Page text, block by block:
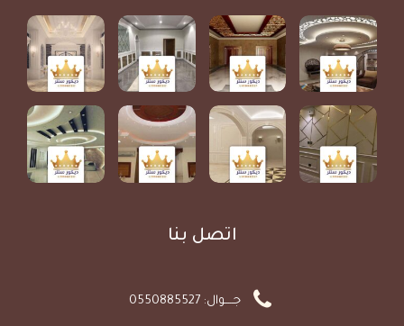
اتصل بنا
جـــــوال: 0550885527